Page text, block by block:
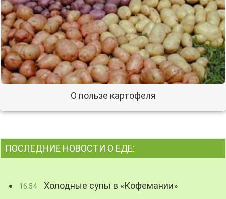
О пользе картофеля
ПОСЛЕДНИЕ НОВОСТИ О ЕДЕ:
16:54 Холодные супы в «Кофемании»